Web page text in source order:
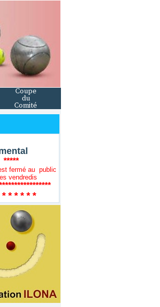
Coupe
du
Comité
*****
fermé au public
vendredis
* * * * * *